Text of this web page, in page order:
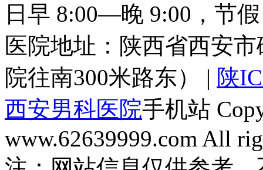
日早 8:00—晚 9:00，节
医院地址：陕西省西安
院往南300米路东） | 陕
西安男科医院手机站
www.62639999.com All